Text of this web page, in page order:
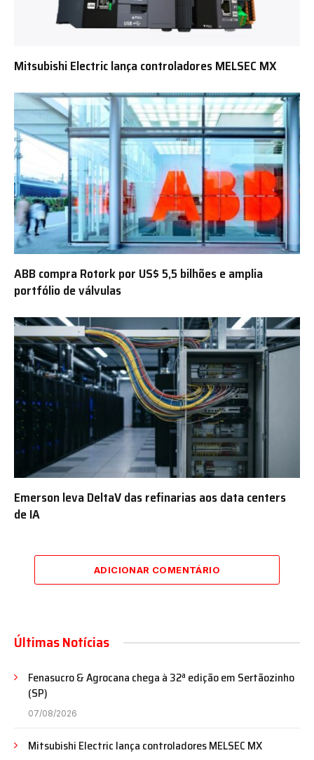
Mitsubishi Electric lança controladores MELSEC MX
ABB compra Rotork por US$ 5,5 bilhões e amplia
portfólio de válvulas
Emerson leva DeltaV das refinarias aos data centers
de IA
ADICIONAR COMENTÁRIO
Últimas Notícias
Fenasucro & Agrocana chega à 32ª edição em Sertãozinho
(SP)
07/08/2026
Mitsubishi Electric lança controladores MELSEC MX